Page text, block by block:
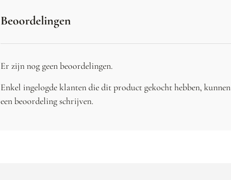
Beoordelingen
Er zijn nog geen beoordelingen.
Enkel ingelogde klanten die dit product gekocht hebben, kunnen
een beoordeling schrijven.